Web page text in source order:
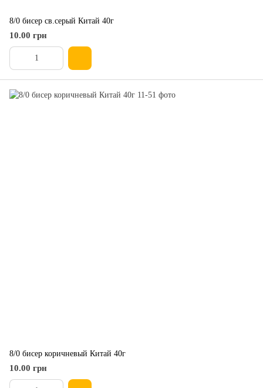
8/0 бисер св.серый Китай 40г
10.00 грн
8/0 бисер коричневый Китай 40г
10.00 грн